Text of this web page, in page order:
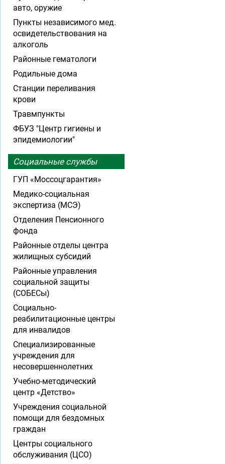
авто, оружие
Пункты независимого мед.
освидетельствования на
алкоголь
Районные гематологи
Родильные дома
Станции переливания
крови
Травмпункты
ФБУЗ "Центр гигиены и
эпидемиологии"
Социальные службы
ГУП «Моссоцгарантия»
Медико-социальная
экспертиза (МСЭ)
Отделения Пенсионного
фонда
Районные отделы центра
жилищных субсидий
Районные управления
социальной защиты
(СОБЕСы)
Социально-
реабилитационные центры
для инвалидов
Специализированные
учреждения для
несовершеннолетних
Учебно-методический
центр «Детство»
Учреждения социальной
помощи для бездомных
граждан
Центры социального
обслуживания (ЦСО)